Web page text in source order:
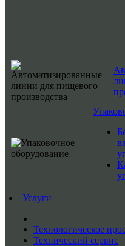
Услуги
Технологическое
Технический сервис